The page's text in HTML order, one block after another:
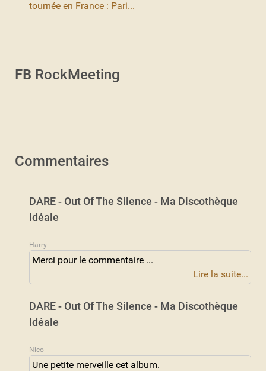
tournée en France : Pari...
FB RockMeeting
Commentaires
DARE - Out Of The Silence - Ma Discothèque
Idéale
Harry
Merci pour le commentaire ...
Lire la suite...
DARE - Out Of The Silence - Ma Discothèque
Idéale
Nico
Une petite merveille cet album.